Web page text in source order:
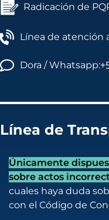
Radicación de
Línea de atención
Dora / Whatsapp:
Línea de
Únicamente
sobre actos
cuales haya duda
con el Código de